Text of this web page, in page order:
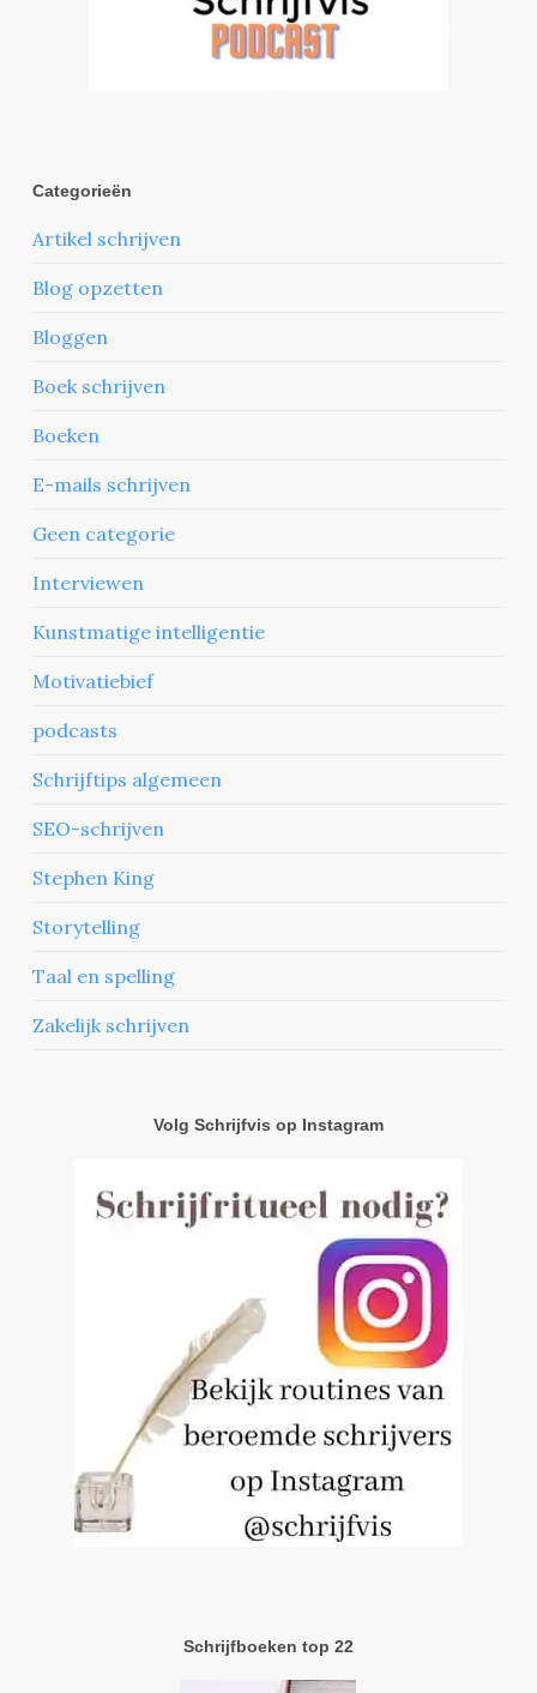
Categorieën
Artikel schrijven
Blog opzetten
Bloggen
Boek schrijven
Boeken
E-mails schrijven
Geen categorie
Interviewen
Kunstmatige intelligentie
Motivatiebief
podcasts
Schrijftips algemeen
SEO-schrijven
Stephen King
Storytelling
Taal en spelling
Zakelijk schrijven
Volg Schrijfvis op Instagram
Schrijfboeken top 22